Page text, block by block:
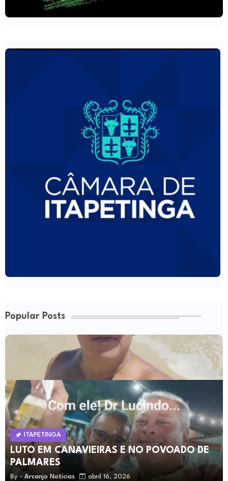
Popular Posts
ITAPETINGA
LUTO EM CANAVIEIRAS E NO POVOADO DE
PALMARES
By - Arcanjo Notícias abril 16, 2026